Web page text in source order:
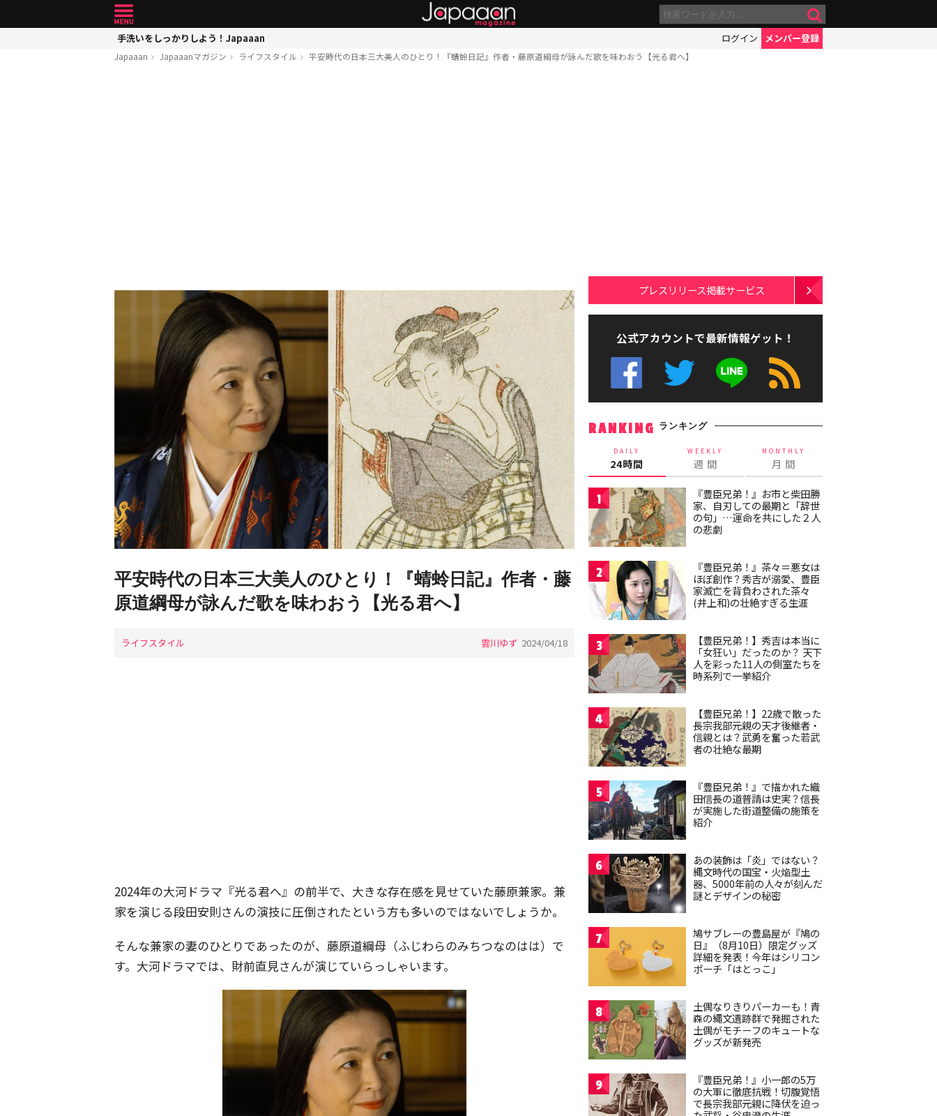
手洗いをしっかりしよう！Japaaan ログイン メンバー登録
Japaaan Japaaanマガジン ライフスタイル 平安時代の日本三大美人のひとり！『蜻蛉日記』作者・藤原道綱母が詠んだ歌を味わおう【光る君へ】
平安時代の日本三大美人のひとり！『蜻蛉日記』作者・藤
原道綱母が詠んだ歌を味わおう【光る君へ】
ライフスタイル 雲川ゆず 2024/04/18
2024年の大河ドラマ『光る君へ』の前半で、大きな存在感を見せていた藤原兼家。兼
家を演じる段田安則さんの演技に圧倒されたという方も多いのではないでしょうか。
そんな兼家の妻のひとりであったのが、藤原道綱母（ふじわらのみちつなのはは）で
す。大河ドラマでは、財前直見さんが演じていらっしゃいます。
プレスリリース掲載サービス
公式アカウントで最新情報ゲット！
RANKING ランキング
DAILY
24時間
WEEKLY
週 間
MONTHLY
月 間
1
『豊臣兄弟！』お市と柴田勝
家、自刃しての最期と「辞世
の句」…運命を共にした２人
の悲劇
2
『豊臣兄弟！』茶々＝悪女は
ほぼ創作？秀吉が溺愛、豊臣
家滅亡を背負わされた茶々
(井上和)の壮絶すぎる生涯
3
【豊臣兄弟！】秀吉は本当に
「女狂い」だったのか？ 天下
人を彩った11人の側室たちを
時系列で一挙紹介
4
【豊臣兄弟！】22歳で散った
長宗我部元親の天才後継者・
信親とは？武勇を奮った若武
者の壮絶な最期
5
『豊臣兄弟！』で描かれた織
田信長の道普請は史実？信長
が実施した街道整備の施策を
紹介
6
あの装飾は「炎」ではない？
縄文時代の国宝・火焔型土
器、5000年前の人々が刻んだ
謎とデザインの秘密
7
鳩サブレーの豊島屋が『鳩の
日』（8月10日）限定グッズ
詳細を発表！今年はシリコン
ポーチ「はとっこ」
8
土偶なりきりパーカーも！青
森の縄文遺跡群で発掘された
土偶がモチーフのキュートな
グッズが新発売
9
『豊臣兄弟！』小一郎の5万
の大軍に徹底抗戦！切腹覚悟
で長宗我部元親に降伏を迫っ